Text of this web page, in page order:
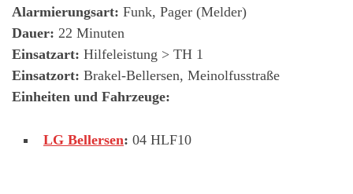
Alarmierungsart: Funk, Pager (Melder)
Dauer: 22 Minuten
Einsatzart: Hilfeleistung > TH 1
Einsatzort: Brakel-Bellersen, Meinolfusstraße
Einheiten und Fahrzeuge:
LG Bellersen: 04 HLF10